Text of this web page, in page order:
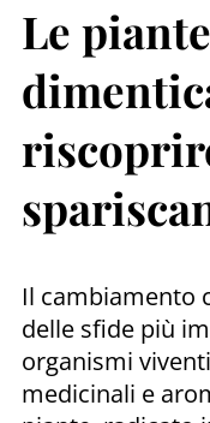
Le
Il cambiamento
delle sfide più
organismi
medicinali e